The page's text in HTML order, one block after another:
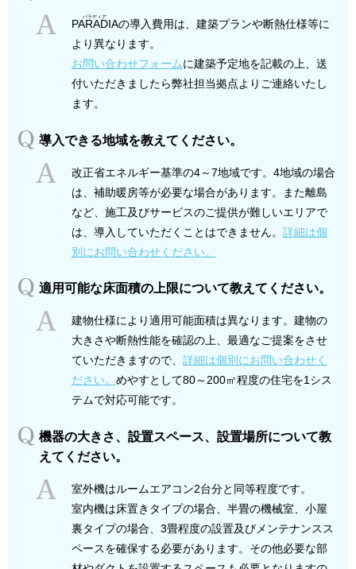
PARADIAの導入費用は、建築プランや断熱仕様等に
より異なります。
お問い合わせフォームに建築予定地を記載の上、送
付いただきましたら弊社担当拠点よりご連絡いたし
ます。
導入できる地域を教えてください。
改正省エネルギー基準の4～7地域です。4地域の場合
は、補助暖房等が必要な場合があります。また離島
など、施工及びサービスのご提供が難しいエリアで
は、導入していただくことはできません。 詳細は個
別にお問い合わせください。
適用可能な床面積の上限について教えてください。
建物仕様により適用可能面積は異なります。建物の
大きさや断熱性能を確認の上、最適なご提案をさせ
ていただきますので、 詳細は個別にお問い合わせく
ださい。 めやすとして80～200㎡程度の住宅を1シス
テムで対応可能です。
機器の大きさ、設置スペース、設置場所について教
えてください。
室外機はルームエアコン2台分と同等程度です。
室内機は床置きタイプの場合、半畳の機械室、小屋
裏タイプの場合、3畳程度の設置及びメンテナンスス
ペースを確保する必要があります。その他必要な部